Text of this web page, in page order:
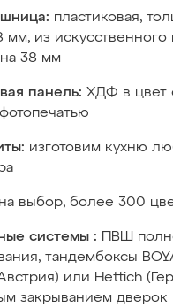
пластиковая,
мм; из искусственного
38 мм
панель: ХДФ в цвет
изготовим кухню
на выбор, более 300
системы :
ПВШ
тандембоксы
или Hettich
закрыванием дверок